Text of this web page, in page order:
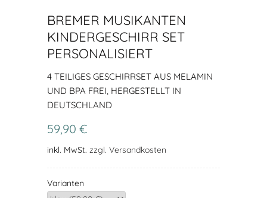
BREMER MUSIKANTEN
KINDERGESCHIRR SET
PERSONALISIERT
4 TEILIGES GESCHIRRSET AUS MELAMIN
UND BPA FREI, HERGESTELLT IN
DEUTSCHLAND
59,90 €
inkl. MwSt. zzgl. Versandkosten
Varianten